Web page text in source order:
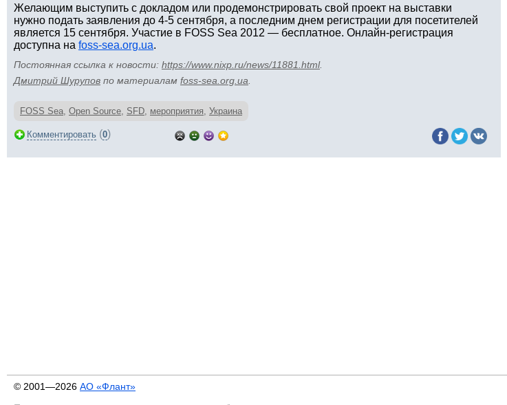
Желающим выступить с докладом или продемонстрировать свой проект на выставки
нужно подать заявления до 4-5 сентября, а последним днем регистрации для посетителей
является 15 сентября. Участие в FOSS Sea 2012 — бесплатное. Онлайн-регистрация
доступна на foss-sea.org.ua.
Постоянная ссылка к новости: https://www.nixp.ru/news/11881.html.
Дмитрий Шурупов по материалам foss-sea.org.ua
FOSS Sea, Open Source, SFD, мероприятия, Украина
Комментировать (0)
© 2001—2026 АО «Флант»